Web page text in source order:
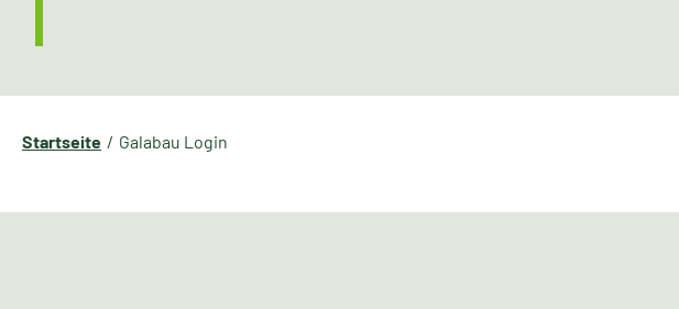
Startseite Galabau Login